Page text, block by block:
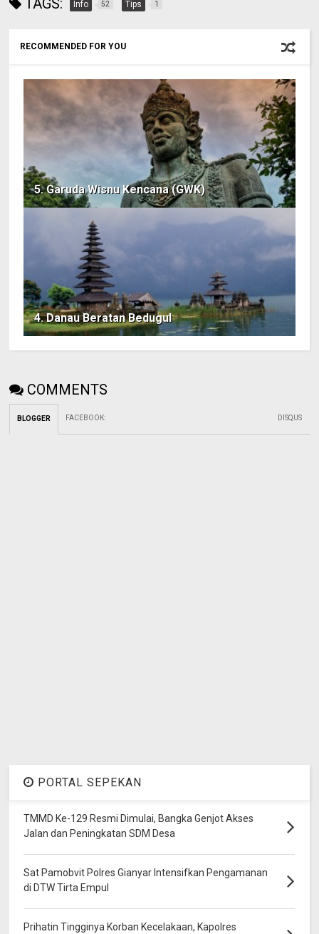
TAGS: Info 52 Tips 1
RECOMMENDED FOR YOU
5. Garuda Wisnu Kencana (GWK)
4. Danau Beratan Bedugul
COMMENTS
BLOGGER FACEBOOK: DISQUS
PORTAL SEPEKAN
TMMD Ke-129 Resmi Dimulai, Bangka Genjot Akses
Jalan dan Peningkatan SDM Desa
Sat Pamobvit Polres Gianyar Intensifkan Pengamanan
di DTW Tirta Empul
Prihatin Tingginya Korban Kecelakaan, Kapolres